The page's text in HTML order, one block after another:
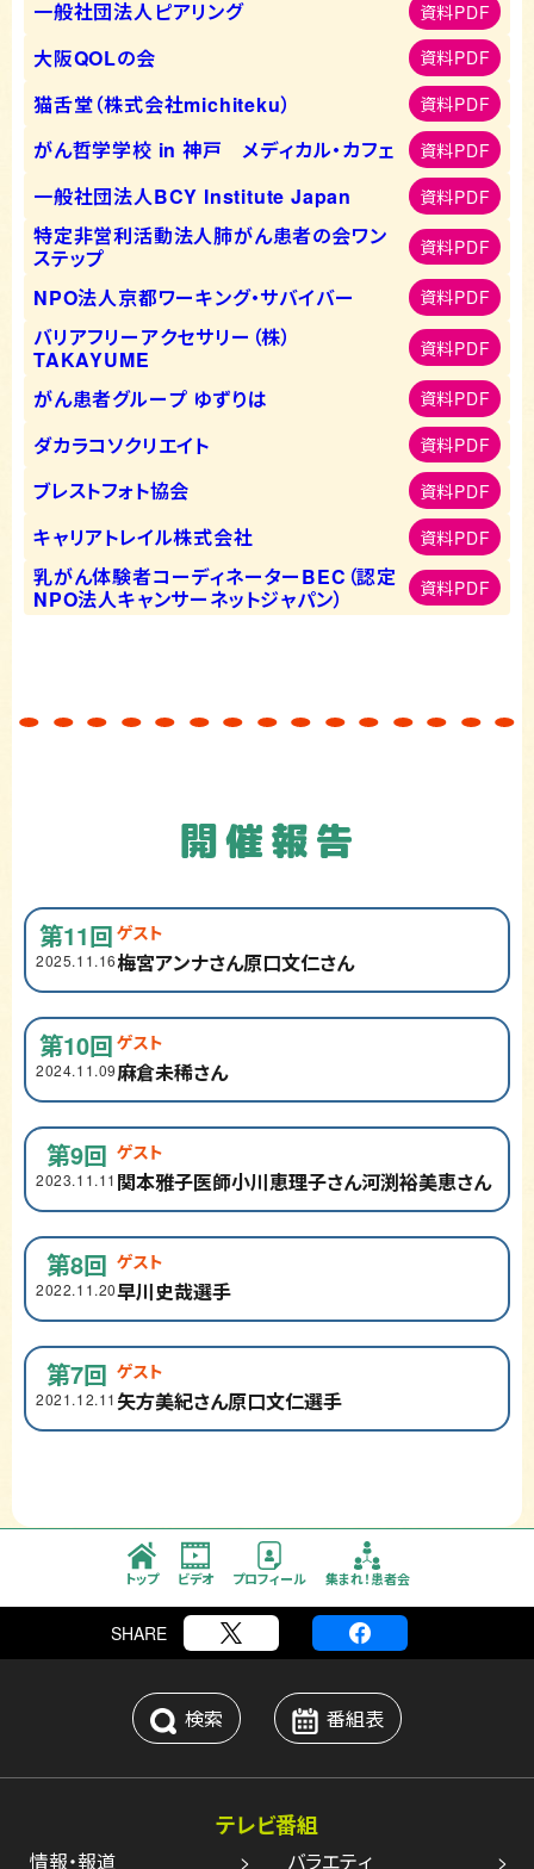
トップ ビデオ プロフィール 集まれ！患者会
一般社団法人ピアリング 資料PDF
大阪QOLの会 資料PDF
猫舌堂（株式会社michiteku） 資料PDF
がん哲学学校 in 神戸 メディカル・カフェ 資料PDF
一般社団法人BCY Institute Japan 資料PDF
特定非営利活動法人肺がん患者の会ワン
ステップ
資料PDF
NPO法人京都ワーキング・サバイバー 資料PDF
バリアフリーアクセサリー（株）
TAKAYUME
資料PDF
がん患者グループ ゆずりは 資料PDF
ダカラコソクリエイト 資料PDF
ブレストフォト協会 資料PDF
キャリアトレイル株式会社 資料PDF
乳がん体験者コーディネーターBEC（認定
NPO法人キャンサーネットジャパン）
資料PDF
開催報告
第11回
2025.11.16
ゲスト
梅宮アンナさん原口文仁さん
第10回
2024.11.09
ゲスト
麻倉未稀さん
第9回
2023.11.11
ゲスト
関本雅子医師小川恵理子さん河渕裕美恵さん
第8回
2022.11.20
ゲスト
早川史哉選手
第7回
2021.12.11
ゲスト
矢方美紀さん原口文仁選手
ちゃやまちキャンサーフォーラム2025
SHARE
検索 番組表
テレビ番組
情報・報道 バラエティ